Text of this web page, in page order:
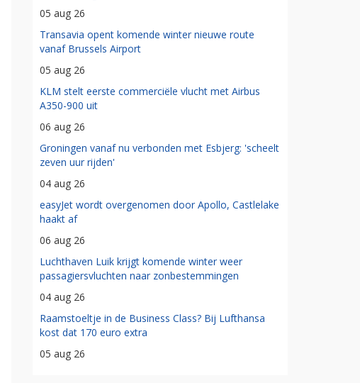
05 aug 26
Transavia opent komende winter nieuwe route
vanaf Brussels Airport
05 aug 26
KLM stelt eerste commerciële vlucht met Airbus
A350-900 uit
06 aug 26
Groningen vanaf nu verbonden met Esbjerg: 'scheelt
zeven uur rijden'
04 aug 26
easyJet wordt overgenomen door Apollo, Castlelake
haakt af
06 aug 26
Luchthaven Luik krijgt komende winter weer
passagiersvluchten naar zonbestemmingen
04 aug 26
Raamstoeltje in de Business Class? Bij Lufthansa
kost dat 170 euro extra
05 aug 26